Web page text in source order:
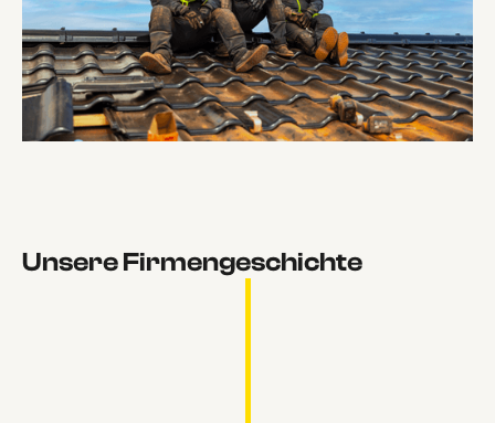
Unsere Firmengeschichte